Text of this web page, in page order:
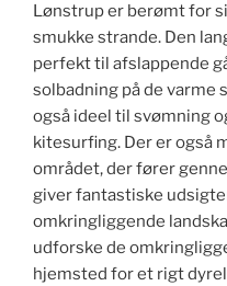
Lønstrup er berømt for
smukke strande. Den
perfekt til afslappende
solbadning på de varme
også ideel til svømning
kitesurfing. Der er også
området, der fører
giver fantastiske
omkringliggende
udforske de
hjemsted for et rigt